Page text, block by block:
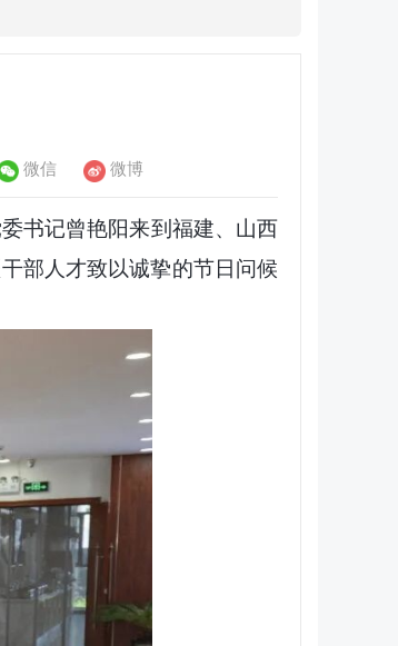
微信 微博
书记曾艳阳来到福建、山西
部人才致以诚挚的节日问候